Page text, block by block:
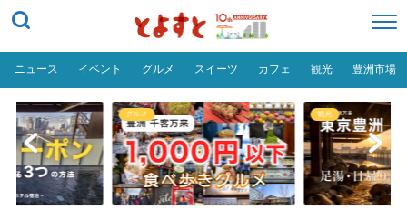
ニュース イベント グルメ スイーツ カフェ 観光 豊洲市場
グルメ 観光